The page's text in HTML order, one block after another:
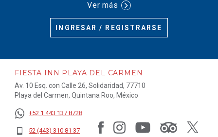
Ver más
INGRESAR / REGISTRARSE
FIESTA INN PLAYA DEL CARMEN
Av. 10 Esq. con Calle 26, Solidaridad, 77710
Playa del Carmen, Quintana Roo, México
+52 1 443 137 8728
52 (443) 310 81 37